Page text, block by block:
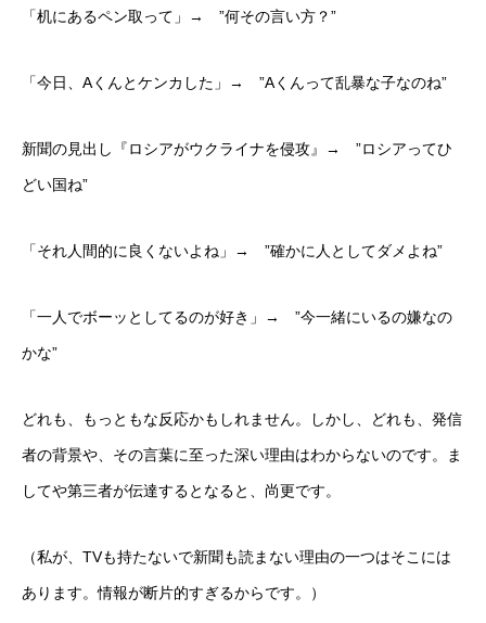
「机にあるペン取って」→ ”何その言い方？”
「今日、Aくんとケンカした」→ ”Aくんって乱暴な子なのね”
新聞の見出し『ロシアがウクライナを侵攻』→ ”ロシアってひ
どい国ね”
「それ人間的に良くないよね」→ ”確かに人としてダメよね”
「一人でボーッとしてるのが好き」→ ”今一緒にいるの嫌なの
かな”
どれも、もっともな反応かもしれません。しかし、どれも、発信
者の背景や、その言葉に至った深い理由はわからないのです。ま
してや第三者が伝達するとなると、尚更です。
（私が、TVも持たないで新聞も読まない理由の一つはそこには
あります。情報が断片的すぎるからです。）